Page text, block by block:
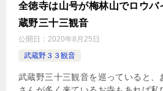
全徳寺は山号が梅林山でロウバ
蔵野三十三観音
公開日： 2020年8月25日
武蔵野３３観音
武蔵野三十三観音を巡っていると、